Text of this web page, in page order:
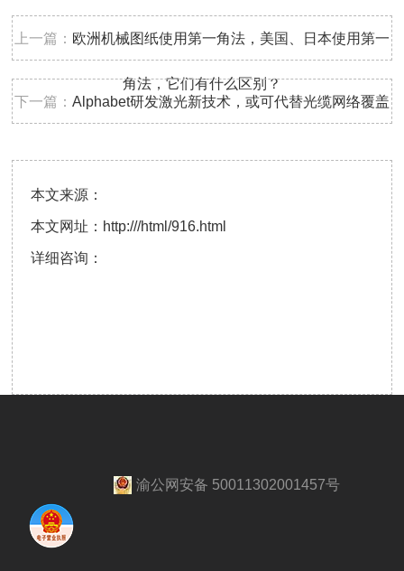
上一篇： 欧洲机械图纸使用第一角法，美国、日本使用第一
角法，它们有什么区别？
下一篇： Alphabet研发激光新技术，或可代替光缆网络覆盖
本文来源：
本文网址： http:///html/916.html
详细咨询：
渝公网安备 50011302001457号